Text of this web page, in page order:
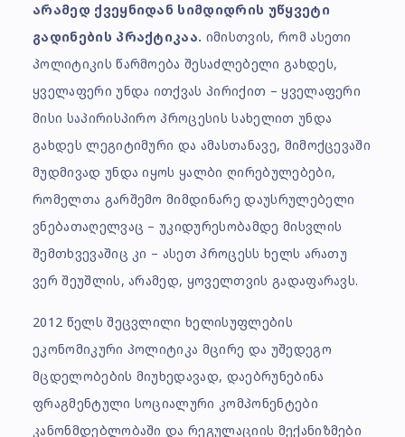
არამედ ქვეყნიდან სიმდიდრის უწყვეტი
გადინების პრაქტიკაა. იმისთვის, რომ ასეთი
პოლიტიკის წარმოება შესაძლებელი გახდეს,
ყველაფერი უნდა ითქვას პირიქით – ყველაფერი
მისი საპირისპირო პროცესის სახელით უნდა
გახდეს ლეგიტიმური და ამასთანავე, მიმოქცევაში
მუდმივად უნდა იყოს ყალბი ღირებულებები,
რომელთა გარშემო მიმდინარე დაუსრულებელი
ვნებათაღელვაც – უკიდურესობამდე მისვლის
შემთხვევაშიც კი – ასეთ პროცესს ხელს არათუ
ვერ შეუშლის, არამედ, ყოველთვის გადაფარავს.
2012 წელს შეცვლილი ხელისუფლების
ეკონომიკური პოლიტიკა მცირე და უშედეგო
მცდელობების მიუხედავად, დაებრუნებინა
ფრაგმენტული სოციალური კომპონენტები
კანონმდებლობაში და რეგულაციის მექანიზმები